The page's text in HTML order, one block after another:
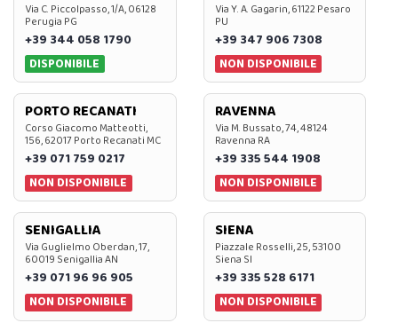
Via C. Piccolpasso, 1/A, 06128
Perugia PG
+39 344 058 1790
DISPONIBILE
Via Y. A. Gagarin, 61122 Pesaro
PU
+39 347 906 7308
NON DISPONIBILE
PORTO RECANATI
Corso Giacomo Matteotti,
156, 62017 Porto Recanati MC
+39 071 759 0217
NON DISPONIBILE
RAVENNA
Via M. Bussato, 74, 48124
Ravenna RA
+39 335 544 1908
NON DISPONIBILE
SENIGALLIA
Via Guglielmo Oberdan, 17,
60019 Senigallia AN
+39 071 96 96 905
NON DISPONIBILE
SIENA
Piazzale Rosselli, 25, 53100
Siena SI
+39 335 528 6171
NON DISPONIBILE